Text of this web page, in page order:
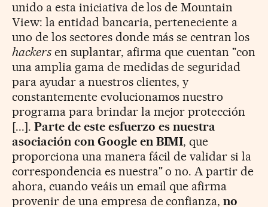
unido a esta iniciativa de los de Mountain
View: la entidad bancaria, perteneciente a
uno de los sectores donde más se centran los
hackersen suplantar, afirma que cuentan "con
una amplia gama de medidas de seguridad
para ayudar a nuestros clientes, y
constantemente evolucionamos nuestro
programa para brindar la mejor protección
[...]. Parte de este esfuerzo es nuestra
asociación con Google en BIMI, que
proporciona una manera fácil de validar si la
correspondencia es nuestra" o no. A partir de
ahora, cuando veáis un email que afirma
provenir de una empresa de confianza,no